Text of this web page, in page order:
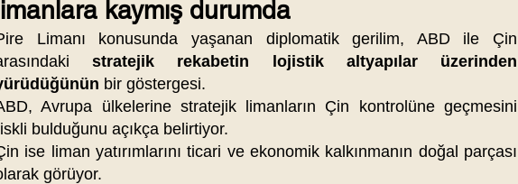
kaymış durumda
Limanı konusunda yaşanan diplomatik gerilim, ABD ile Çin
stratejik rekabetin lojistik altyapılar üzerinden
bir göstergesi.
Avrupa ülkelerine stratejik limanların Çin kontrolüne geçmesini
bulduğunu açıkça belirtiyor.
ise liman yatırımlarını ticari ve ekonomik kalkınmanın doğal parçası
görüyor.